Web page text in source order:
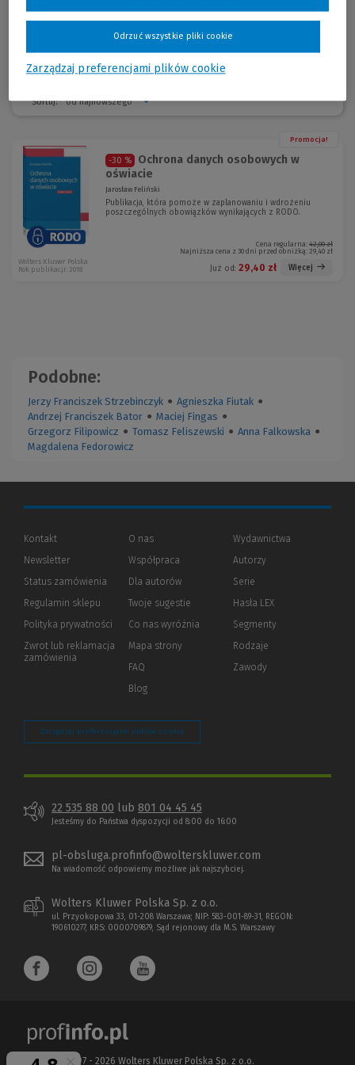
PN 27001. Prezes Stowarzyszenia Inspektorów Ochrony Danych
Osobowych w Polsce.
Sortuj:
Promocja!
-30 %
Ochrona danych osobowych w
oświacie
Jarosław Feliński
Publikacja, która pomoże w zaplanowaniu i wdrożeniu
poszczególnych obowiązków wynikających z RODO.
Cena regularna: 42,00 zł
Najniższa cena z 30 dni przed obniżką: 29,40 zł
Już od: 29,40 zł Więcej
Wolters Kluwer Polska
Rok publikacji: 2018
Podobne:
Jerzy Franciszek Strzebinczyk ● Agnieszka Fiutak ●
Andrzej Franciszek Bator ● Maciej Fingas ●
Grzegorz Filipowicz ● Tomasz Feliszewski ● Anna Falkowska ●
Magdalena Fedorowicz
Kontakt
Newsletter
Status zamówienia
Regulamin sklepu
Polityka prywatności (Nowe
(Link
innej
Zwrot lub reklamacja
zamówienia
O nas
Współpraca
Dla autorów(Nowe
(Link
innej
strony)
Twoje sugestie
Co nas wyróżnia
Mapa strony
FAQ
Blog
Wydawnictwa
Autorzy
Serie
Hasła LEX
Segmenty
Rodzaje
Zawody
Zarządzaj preferencjami plików cookie
22 535 88 00 lub 801 04 45 45
Jesteśmy do Państwa dyspozycji od 8:00 do 16:00
pl-obsluga.profinfo@wolterskluwer.com
Na wiadomość odpowiemy możliwe jak najszybciej.
Wolters Kluwer Polska Sp. z o.o.
ul. Przyokopowa 33, 01-208 Warszawa; NIP: 583-001-89-31, REGON:
190610277, KRS: 0000709879, Sąd rejonowy dla M.S. Warszawy
Copyright 1997 - 2026 Wolters Kluwer Polska Sp. z o.o.
Zarządzaj preferencjami plików cookie
Odrzuć wszystkie pliki cookie